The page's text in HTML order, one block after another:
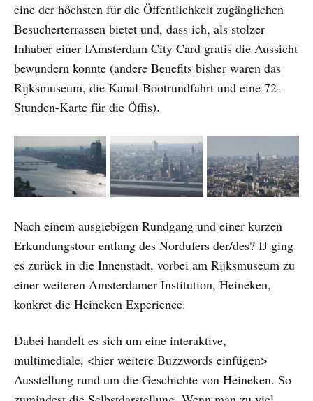
eine der höchsten für die Öffentlichkeit zugänglichen
Besucherterrassen bietet und, dass ich, als stolzer
Inhaber einer IAmsterdam City Card gratis die Aussicht
bewundern konnte (andere Benefits bisher waren das
Rijksmuseum, die Kanal-Bootrundfahrt und eine 72-
Stunden-Karte für die Öffis).
Nach einem ausgiebigen Rundgang und einer kurzen
Erkundungstour entlang des Nordufers der/des? IJ ging
es zurück in die Innenstadt, vorbei am Rijksmuseum zu
einer weiteren Amsterdamer Institution, Heineken,
konkret die Heineken Experience.
Dabei handelt es sich um eine interaktive,
multimediale, <hier weitere Buzzwords einfügen>
Ausstellung rund um die Geschichte von Heineken. So